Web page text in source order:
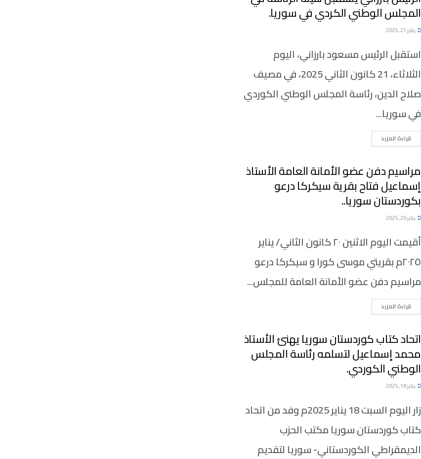
المجلس الوطني الكردي في سوريا.
يناير 21, 2025
استقبل الرئيس مسعود بارزاني، اليوم
الثلاثاء، 21 كانون الثاني 2025، في مصيف
صلاح الدين، رئاسة المجلس الوطني الكوردي
في سوريا...
قراءة المزيدDETAILS
مراسيم دفن عضو الأمانة العامة الأستاذ
إسماعيل فتاح بقرية سيكركا درعو
بكوردستان سوريا..
يناير 20, 2025
أقيمت اليوم الاثنين ٢٠ كانون الثاني/ يناير
٢٠٢٥م بقريتي موسى كورا و سيكركا درعو
مراسيم دفن عضو الأمانة العامة للمجلس...
قراءة المزيدDETAILS
اتحاد كتاب كوردستان سوريا يهنئ الأستاذ
محمد إسماعيل لتسلمه رئاسة المجلس
الوطني الكوردي.
يناير 18, 2025
زار اليوم السبت 18 يناير 2025م وفد من اتحاد
كتاب كوردستان سوريا مكتب الحزب
الديمقراطي الكوردستاني- سوريا لتقديم